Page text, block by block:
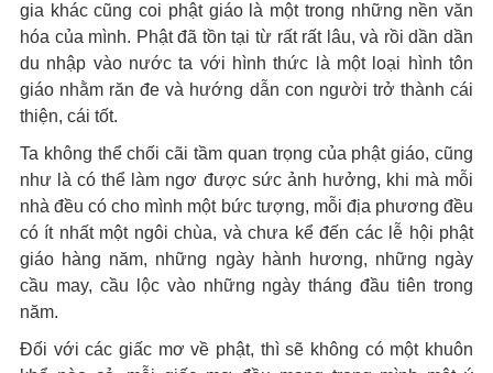
gia khác cũng coi phật giáo là một trong những nền văn
hóa của mình. Phật đã tồn tại từ rất rất lâu, và rồi dần dần
du nhập vào nước ta với hình thức là một loại hình tôn
giáo nhằm răn đe và hướng dẫn con người trở thành cái
thiện, cái tốt.
Ta không thể chối cãi tầm quan trọng của phật giáo, cũng
như là có thể làm ngơ được sức ảnh hưởng, khi mà mỗi
nhà đều có cho mình một bức tượng, mỗi địa phương đều
có ít nhất một ngôi chùa, và chưa kể đến các lễ hội phật
giáo hàng năm, những ngày hành hương, những ngày
cầu may, cầu lộc vào những ngày tháng đầu tiên trong
năm.
Đối với các giấc mơ về phật, thì sẽ không có một khuôn